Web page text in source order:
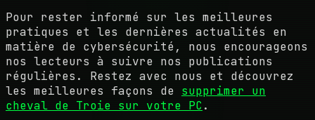
Pour rester informé sur les meilleures
pratiques et les dernières actualités en
matière de cybersécurité, nous encourageons
nos lecteurs à suivre nos publications
régulières. Restez avec nous et découvrez
les meilleures façons de supprimer un
cheval de Troie sur votre PC .